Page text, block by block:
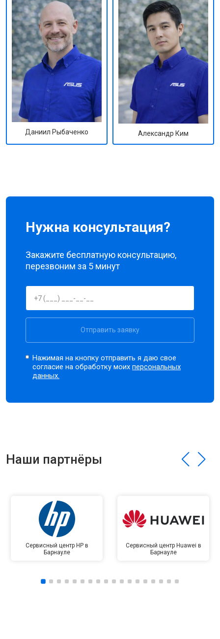
Даниил Рыбаченко Александр Ким
Нужна консультация?
Закажите бесплатную консультацию,
перезвоним за 5 минут
Отправить заявку
Нажимая на кнопку отправить я даю свое
согласие на обработку моихперсональных
данных.
Наши партнёры
Сервисный центр HP в
Барнауле
Сервисный центр Huawei в
Барнауле